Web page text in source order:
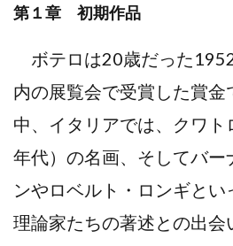
第１章 初期作品
ボテロは20歳だった
内の展覧会で受賞した賞
中、イタリアでは、クワ
年代）の名画、そしてバー
ンやロベルト・ロンギとい
理論家たちの著述との出会